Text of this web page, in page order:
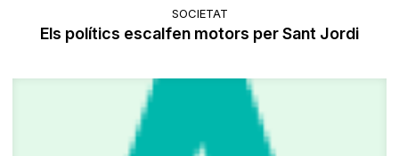
SOCIETAT
Els polítics escalfen motors per Sant Jordi